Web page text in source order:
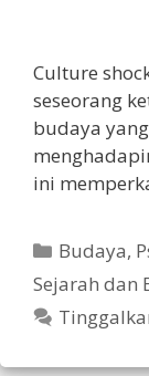
Culture
seseorang
budaya
ini
Kategori
Budaya,
Sejarah dan